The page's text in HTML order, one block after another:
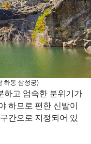
하동 삼성궁)
하고 엄숙한 분위기가
하므로 편한 신발이
간으로 지정되어 있